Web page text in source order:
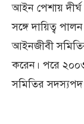
আইন পেশায়
সঙ্গে দায়িত্ব
আইনজীবী
করেন। পরে
সমিতির